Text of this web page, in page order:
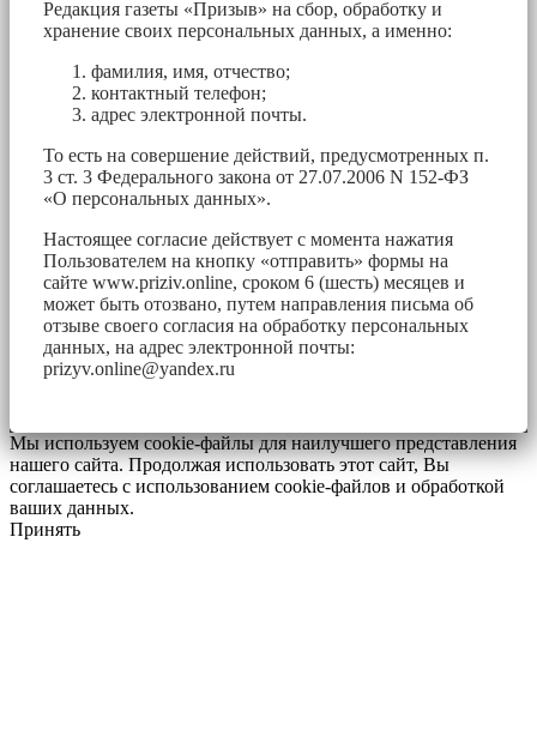
Редакция газеты «Призыв» на сбор, обработку и
хранение своих персональных данных, а именно:
фамилия, имя, отчество;
контактный телефон;
адрес электронной почты.
То есть на совершение действий, предусмотренных п.
3 ст. 3 Федерального закона от 27.07.2006 N 152-ФЗ
«О персональных данных».
Настоящее согласие действует с момента нажатия
Пользователем на кнопку «отправить» формы на
сайте www.priziv.online, сроком 6 (шесть) месяцев и
может быть отозвано, путем направления письма об
отзыве своего согласия на обработку персональных
данных, на адрес электронной почты:
prizyv.online@yandex.ru
Мы используем cookie-файлы для наилучшего представления
нашего сайта. Продолжая использовать этот сайт, Вы
соглашаетесь с использованием cookie-файлов и обработкой
ваших данных.
Принять